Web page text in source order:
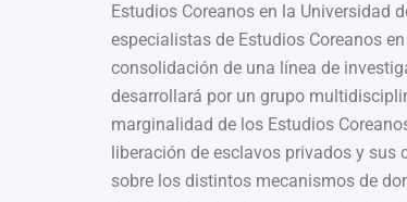
Estudios Coreanos en la Universidad
especialistas de Estudios Coreanos
consolidación de una línea de
desarrollará por un grupo
marginalidad de los Estudios
liberación de esclavos privados y sus
sobre los distintos mecanismos de